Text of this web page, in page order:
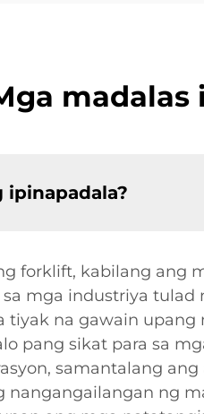
madalas
forklift, kabilang ang
mga industriya
tiyak na gawain
pang sikat para sa
samantalang
nangangailangan ng